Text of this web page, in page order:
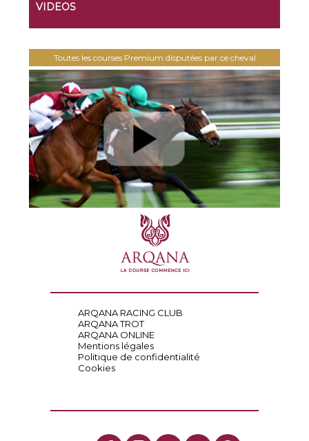
VIDEOS
Toutes les courses Premium disputées par ce cheval
ARQANA RACING CLUB
ARQANA TROT
ARQANA ONLINE
Mentions légales
Politique de confidentialité
Cookies